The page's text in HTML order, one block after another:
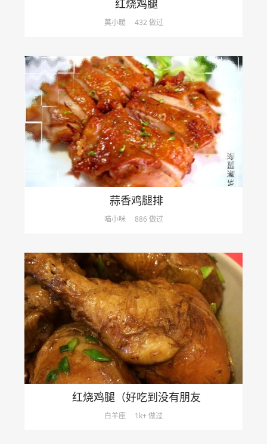
红烧鸡腿
莫小暖 432 做过
蒜香鸡腿排
喵小咪 886 做过
红烧鸡腿（好吃到没有朋友
白羊座 1k+ 做过